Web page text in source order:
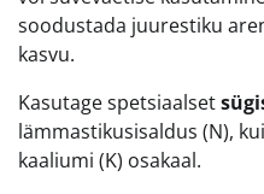
soodustada juurestiku
kasvu.
Kasutage spetsiaalset
lämmastikusisaldus (N),
kaaliumi (K) osakaal.